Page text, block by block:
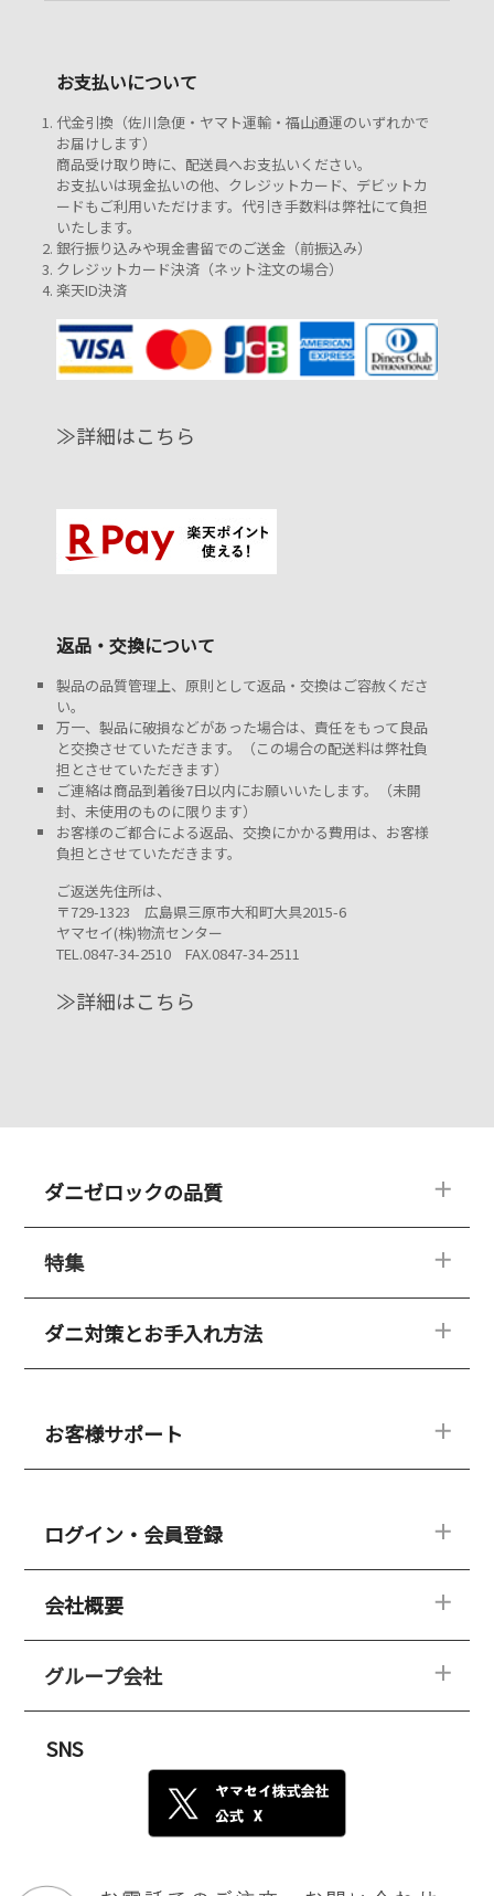
お支払いについて
代金引換（佐川急便・ヤマト運輸・福山通運のいずれかで
お届けします）
商品受け取り時に、配送員へお支払いください。
お支払いは現金払いの他、クレジットカード、デビットカ
ードもご利用いただけます。代引き手数料は弊社にて負担
いたします。
銀行振り込みや現金書留でのご送金（前振込み）
クレジットカード決済（ネット注文の場合）
楽天ID決済
≫詳細はこちら
返品・交換について
製品の品質管理上、原則として返品・交換はご容赦くださ
い。
万一、製品に破損などがあった場合は、責任をもって良品
と交換させていただきます。（この場合の配送料は弊社負
担とさせていただきます）
ご連絡は商品到着後7日以内にお願いいたします。（未開
封、未使用のものに限ります）
お客様のご都合による返品、交換にかかる費用は、お客様
負担とさせていただきます。
ご返送先住所は、
〒729-1323 広島県三原市大和町大具2015-6
ヤマセイ(株)物流センター
TEL.0847-34-2510 FAX.0847-34-2511
≫詳細はこちら
ダニゼロックの品質
ダニゼロックの紹介
品質へのこだわり
選ばれる理由
ダニアレルゲンカット
特集
ダニ対策特集
ダニゼロックが選ばれる理由
ダニゼロックこだわりの生地
新規入会キャンペーン
ダニ対策とお手入れ方法
クリーニングについて
専門家の声
コラム
お客様サポート
資料請求
クリーニングサービス
メルマガ
お客様の声
商品レビュー
ログイン・会員登録
ログイン・会員登録
メルマガ
新規入会キャンペーン
楽天ペイ決済について
ご購入の案内
会社概要
ごあいさつ
会社概要
プライバシーポリシー
特定商取引について
グループ会社
SNS